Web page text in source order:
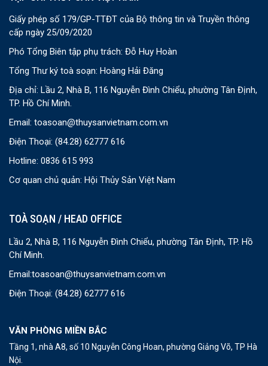
Giấy phép số 179/GP-TTĐT của Bộ thông tin và Truyền thông
cấp ngày 25/09/2020
Phó Tổng Biên tập phụ trách: Đỗ Huy Hoàn
Tổng Thư ký toà soạn: Hoàng Hải Đăng
Địa chỉ: Lầu 2, Nhà B, 116 Nguyễn Đình Chiểu, phường Tân Định,
TP. Hồ Chí Minh.
Email: toasoan@thuysanvietnam.com.vn
Điện Thoại: (84.28) 62777 616
Hotline: 0836 615 993
Cơ quan chủ quản: Hội Thủy Sản Việt Nam
TOÀ SOẠN / HEAD OFFICE
Lầu 2, Nhà B, 116 Nguyễn Đình Chiểu, phường Tân Định, TP. Hồ
Chí Minh.
Email:toasoan@thuysanvietnam.com.vn
Điện Thoại: (84.28) 62777 616
VĂN PHÒNG MIỀN BẮC
Tầng 1, nhà A8, số 10 Nguyễn Công Hoan, phường Giảng Võ, TP Hà
Nội.